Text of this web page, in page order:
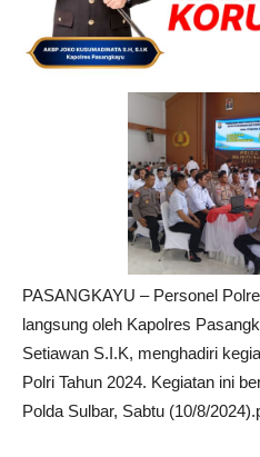
PASANGKAYU – Personel
langsung oleh Kapolres
Setiawan S.I.K, menghadiri
Polri Tahun 2024. Kegiatan ini
Polda Sulbar, Sabtu (10/8/